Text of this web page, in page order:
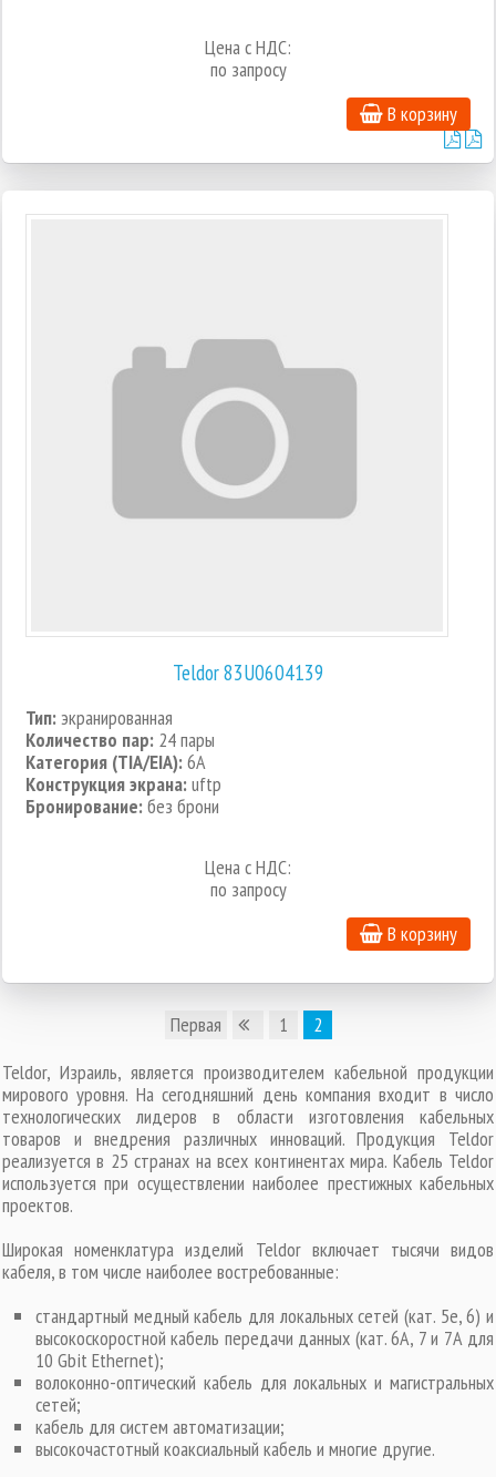
Цена с НДС:
по запросу
В корзину
Teldor 83U0604139
Тип:экранированная
Количество пар: 24 пары
Категория (TIA/EIA):6A
Конструкция экрана:uftp
Бронирование:без брони
Цена с НДС:
по запросу
В корзину
Первая 1
2
Teldor, Израиль, является производителем кабельной продукции
мирового уровня. На сегодняшний день компания входит в число
технологических лидеров в области изготовления кабельных
товаров и внедрения различных инноваций. Продукция Teldor
реализуется в 25 странах на всех континентах мира. Кабель Teldor
используется при осуществлении наиболее престижных кабельных
проектов.
Широкая номенклатура изделий Teldor включает тысячи видов
кабеля, в том числе наиболее востребованные:
стандартный медный кабель для локальных сетей (кат. 5е, 6) и
высокоскоростной кабель передачи данных (кат. 6А, 7 и 7А для
10 Gbit Ethernet);
волоконно-оптический кабель для локальных и магистральных
сетей;
кабель для систем автоматизации;
высокочастотный коаксиальный кабель и многие другие.